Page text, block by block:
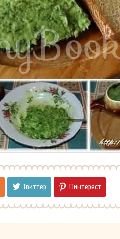
Твиттер Пинтерест